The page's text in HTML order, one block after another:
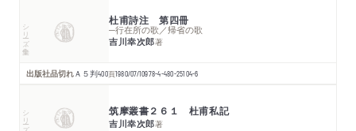
シリーズ・全集 杜甫詩注 第四冊
─行在所の歌／帰省の歌
吉川幸次郎著
出版社品切れＡ５判400頁1980/07/10978-4-480-25104-6
シリーズ・全集 筑摩叢書２６１ 杜甫私記
吉川幸次郎著